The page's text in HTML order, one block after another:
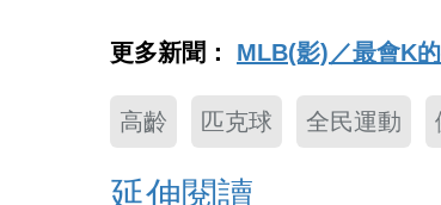
更多新聞： MLB(影)／最會K
高齡 匹克球 全民運動
延伸閱讀